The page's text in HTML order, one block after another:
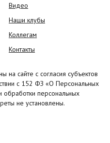
Видео
Наши клубы
Коллегам
Контакты
сайте с согласия субъектов
с 152 ФЗ «О Персональных
обработки персональных
не установлены.